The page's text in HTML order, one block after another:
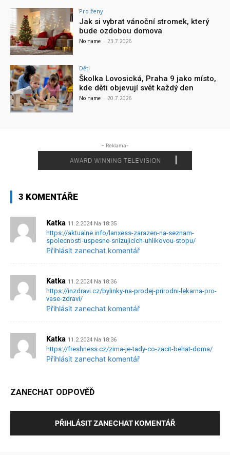
Pro ženy
Jak si vybrat vánoční stromek, který
bude ozdobou domova
No name - 23.7.2026
Děti
Školka Lovosická, Praha 9 jako místo,
kde děti objevují svět každý den
No name - 20.7.2026
- Reklama-
3 KOMENTÁŘE
Katka 11.2.2024 Na 18:35
https://aktualne.info/lanxess-zarazen-na-seznam-
spolecnosti-uspesne-snizujicich-uhlikovou-stopu/
Přihlásit zanechat komentář
Katka 11.2.2024 Na 18:36
https://inzdravi.cz/bylinky-na-prodej-prirodni-lekarna-pro-
vase-zdravi/
Přihlásit zanechat komentář
Katka 11.2.2024 Na 18:36
https://freshness.cz/zima-je-tady-co-zacit-behat-doma/
Přihlásit zanechat komentář
ZANECHAT ODPOVĚĎ
PŘIHLÁSIT ZANECHAT KOMENTÁŘ